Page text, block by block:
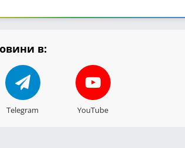
в:
Telegram YouTube